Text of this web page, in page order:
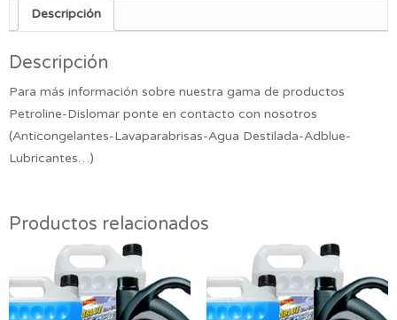
Descripción
Descripción
Para más información sobre nuestra gama de productos
Petroline-Dislomar ponte en contacto con nosotros
(Anticongelantes-Lavaparabrisas-Agua Destilada-Adblue-
Lubricantes…)
Productos relacionados